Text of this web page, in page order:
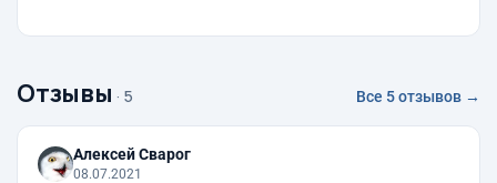
Отзывы · 5 Все 5 отзывов →
Алексей Сварог
08.07.2021